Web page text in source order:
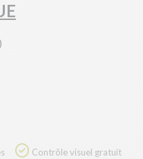
Contrôle visuel gratuit